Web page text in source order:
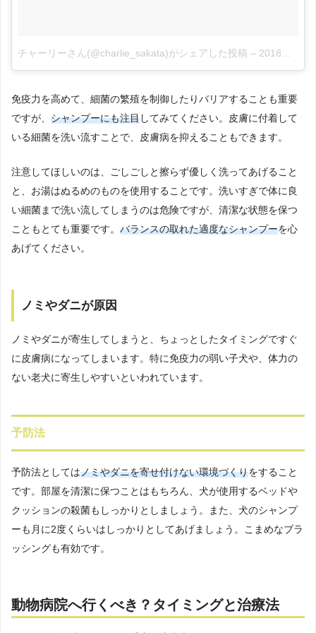
チャーリーさん(@charlie_sakata)がシェアした投稿 – 2018年 5月月25日午後11時14分PDT
免疫力を高めて、細菌の繁殖を制御したりバリアすることも重要
ですが、 シャンプーにも注目してみてください。皮膚に付着して
いる細菌を洗い流すことで、皮膚病を抑えることもできます。
注意してほしいのは、ごしごしと擦らず優しく洗ってあげること
と、お湯はぬるめのものを使用することです。洗いすぎで体に良
い細菌まで洗い流してしまうのは危険ですが、清潔な状態を保つ
こともとても重要です。 バランスの取れた適度なシャンプーを心
あげてください。
ノミやダニが原因
ノミやダニが寄生してしまうと、ちょっとしたタイミングですぐ
に皮膚病になってしまいます。特に免疫力の弱い子犬や、体力の
ない老犬に寄生しやすいといわれています。
予防法
予防法としてはノミやダニを寄せ付けない環境づくりをすること
です。部屋を清潔に保つことはもちろん、犬が使用するベッドや
クッションの殺菌もしっかりとしましょう。また、犬のシャンプ
ーも月に2度くらいはしっかりとしてあげましょう。こまめなブラ
ッシングも有効です。
動物病院へ行くべき？タイミングと治療法